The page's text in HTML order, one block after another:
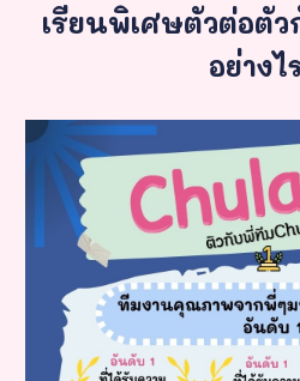
เรียนพิเศษตัวต่อตัว
อย่างไ